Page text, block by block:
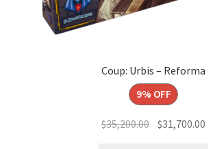
Coup: Urbis – Reforma
9% OFF
$35,200.00 El$31,700.00